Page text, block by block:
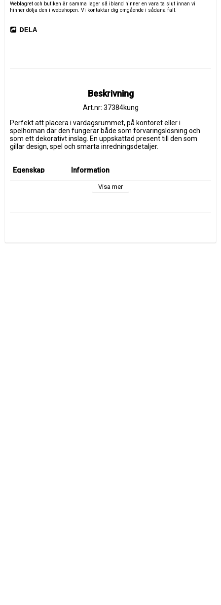
Weblagret och butiken är samma lager så ibland hinner en vara ta slut innan vi
hinner dölja den i webshopen. Vi kontaktar dig omgående i sådana fall.
DELA
Beskrivning
Art.nr: 37384kung
Perfekt att placera i vardagsrummet, på kontoret eller i
spelhörnan där den fungerar både som förvaringslösning och
som ett dekorativt inslag. En uppskattad present till den som
gillar design, spel och smarta inredningsdetaljer.
Egenskap
Information
MDF med slitstark ytfinish
Tillverkning Kina
Visa mer